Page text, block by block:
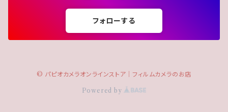
フォローする
© パピオカメラオンラインストア│フィルムカメラのお店
Powered by